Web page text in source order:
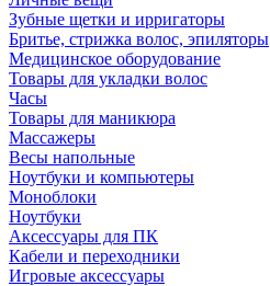
Зубные щетки и ирригаторы
Бритье, стрижка волос, эпиляторы
Медицинское оборудование
Товары для укладки волос
Часы
Товары для маникюра
Массажеры
Весы напольные
Ноутбуки и компьютеры
Моноблоки
Ноутбуки
Аксессуары для ПК
Кабели и переходники
Игровые аксессуары